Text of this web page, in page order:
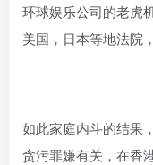
环球娱乐公司的老虎
美国，日本等地法院
如此家庭内斗的结果
贪污罪嫌有关，在香